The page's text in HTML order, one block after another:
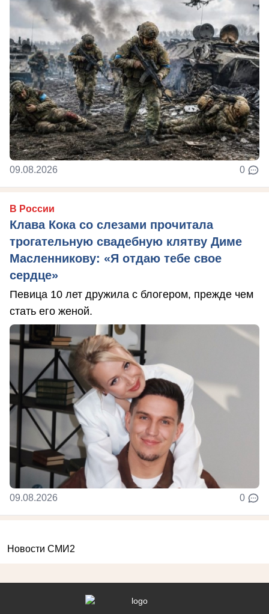
09.08.2026 0
В России
Клава Кока со слезами прочитала
трогательную свадебную клятву Диме
Масленникову: «Я отдаю тебе свое
сердце»
Певица 10 лет дружила с блогером, прежде чем
стать его женой.
09.08.2026 0
Новости СМИ2